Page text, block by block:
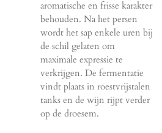
aromatische en frisse karakter
behouden. Na het persen
wordt het sap enkele uren bij
de schil gelaten om
maximale expressie te
verkrijgen. De fermentatie
vindt plaats in roestvrijstalen
tanks en de wijn rijpt verder
op de droesem.